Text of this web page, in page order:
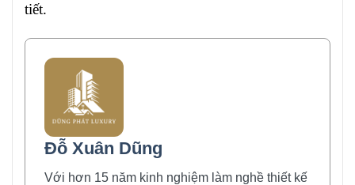
tiết.
Đỗ Xuân Dũng
Với hơn 15 năm kinh nghiệm làm nghề thiết kế